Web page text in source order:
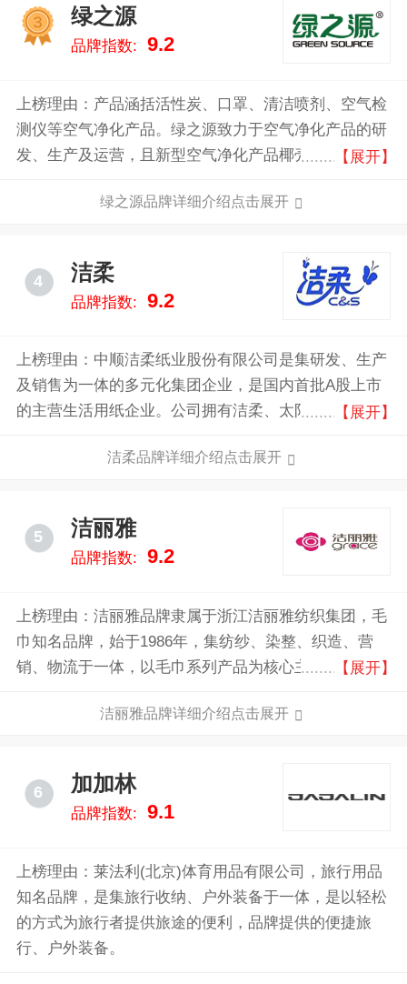
3
绿之源
品牌指数: 9.2
上榜理由：产品涵括活性炭、口罩、清洁喷剂、空气检
测仪等空气净化产品。绿之源致力于空气净化产品的研
发、生产及运营，且新型空气净化产品椰壳活性炭在国
【展开】
绿之源品牌详细介绍点击展开
4 洁柔
品牌指数: 9.2
上榜理由：中顺洁柔纸业股份有限公司是集研发、生产
及销售为一体的多元化集团企业，是国内首批A股上市
的主营生活用纸企业。公司拥有洁柔、太阳、朵蕾蜜三
帕、湿巾、个人护理产品、婴儿纸尿裤、棉花柔巾等。
中，“洁柔”位列其一；在四个驰名商标中，“洁柔”、“太
阳”占了其中两个。
【展开】
洁柔品牌详细介绍点击展开
5 洁丽雅
品牌指数: 9.2
上榜理由：洁丽雅品牌隶属于浙江洁丽雅纺织集团，毛
巾知名品牌，始于1986年，集纺纱、染整、织造、营
销、物流于一体，以毛巾系列产品为核心主业，内衣内
【展开】
洁丽雅品牌详细介绍点击展开
6 加加林
品牌指数: 9.1
上榜理由：莱法利(北京)体育用品有限公司，旅行用品
知名品牌，是集旅行收纳、户外装备于一体，是以轻松
的方式为旅行者提供旅途的便利，品牌提供的便捷旅
行、户外装备。